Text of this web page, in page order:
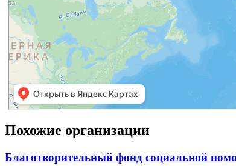
Похожие организации
Благотворительный фонд социальной